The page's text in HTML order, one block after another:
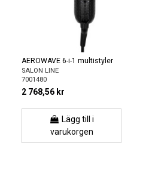
AEROWAVE 6-i-1 multistyler
SALON LINE
7001480
2 768,56 kr
Lägg till i
varukorgen